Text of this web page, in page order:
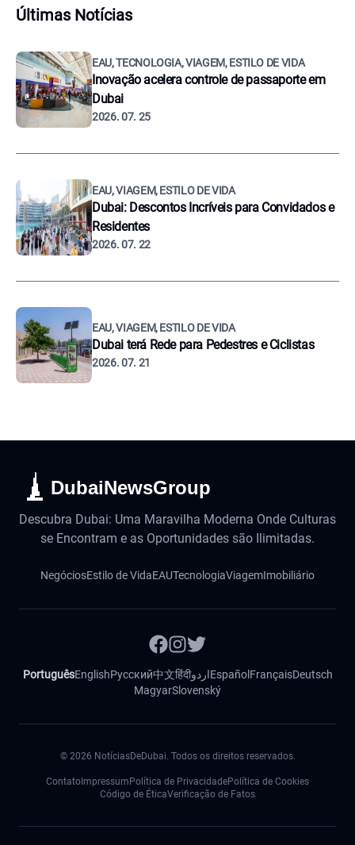
Últimas Notícias
EAU, TECNOLOGIA, VIAGEM, ESTILO DE VIDA
Inovação acelera controle de passaporte em
Dubai
2026. 07. 25
EAU, VIAGEM, ESTILO DE VIDA
Dubai: Descontos Incríveis para Convidados e
Residentes
2026. 07. 22
EAU, VIAGEM, ESTILO DE VIDA
Dubai terá Rede para Pedestres e Ciclistas
2026. 07. 21
DubaiNewsGroup
Descubra Dubai: Uma Maravilha Moderna Onde Culturas
se Encontram e as Oportunidades são Ilimitadas.
NegóciosEstilo de VidaEAUTecnologiaViagemImobiliário
PortuguêsEnglishРусский中文हिंदीاردوEspañol FrançaisDeutsch
MagyarSlovenský
© 2026 NotíciasDeDubai. Todos os direitos reservados.
Contato Impressum Política de PrivacidadePolítica de Cookies
Código de ÉticaVerificação de Fatos